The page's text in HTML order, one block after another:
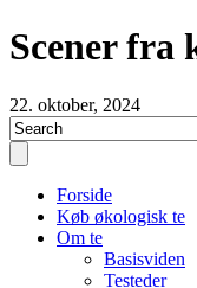
Scener fra
22. oktober, 2024
Forside
Køb økologisk te
Om te
Basisviden
Testeder